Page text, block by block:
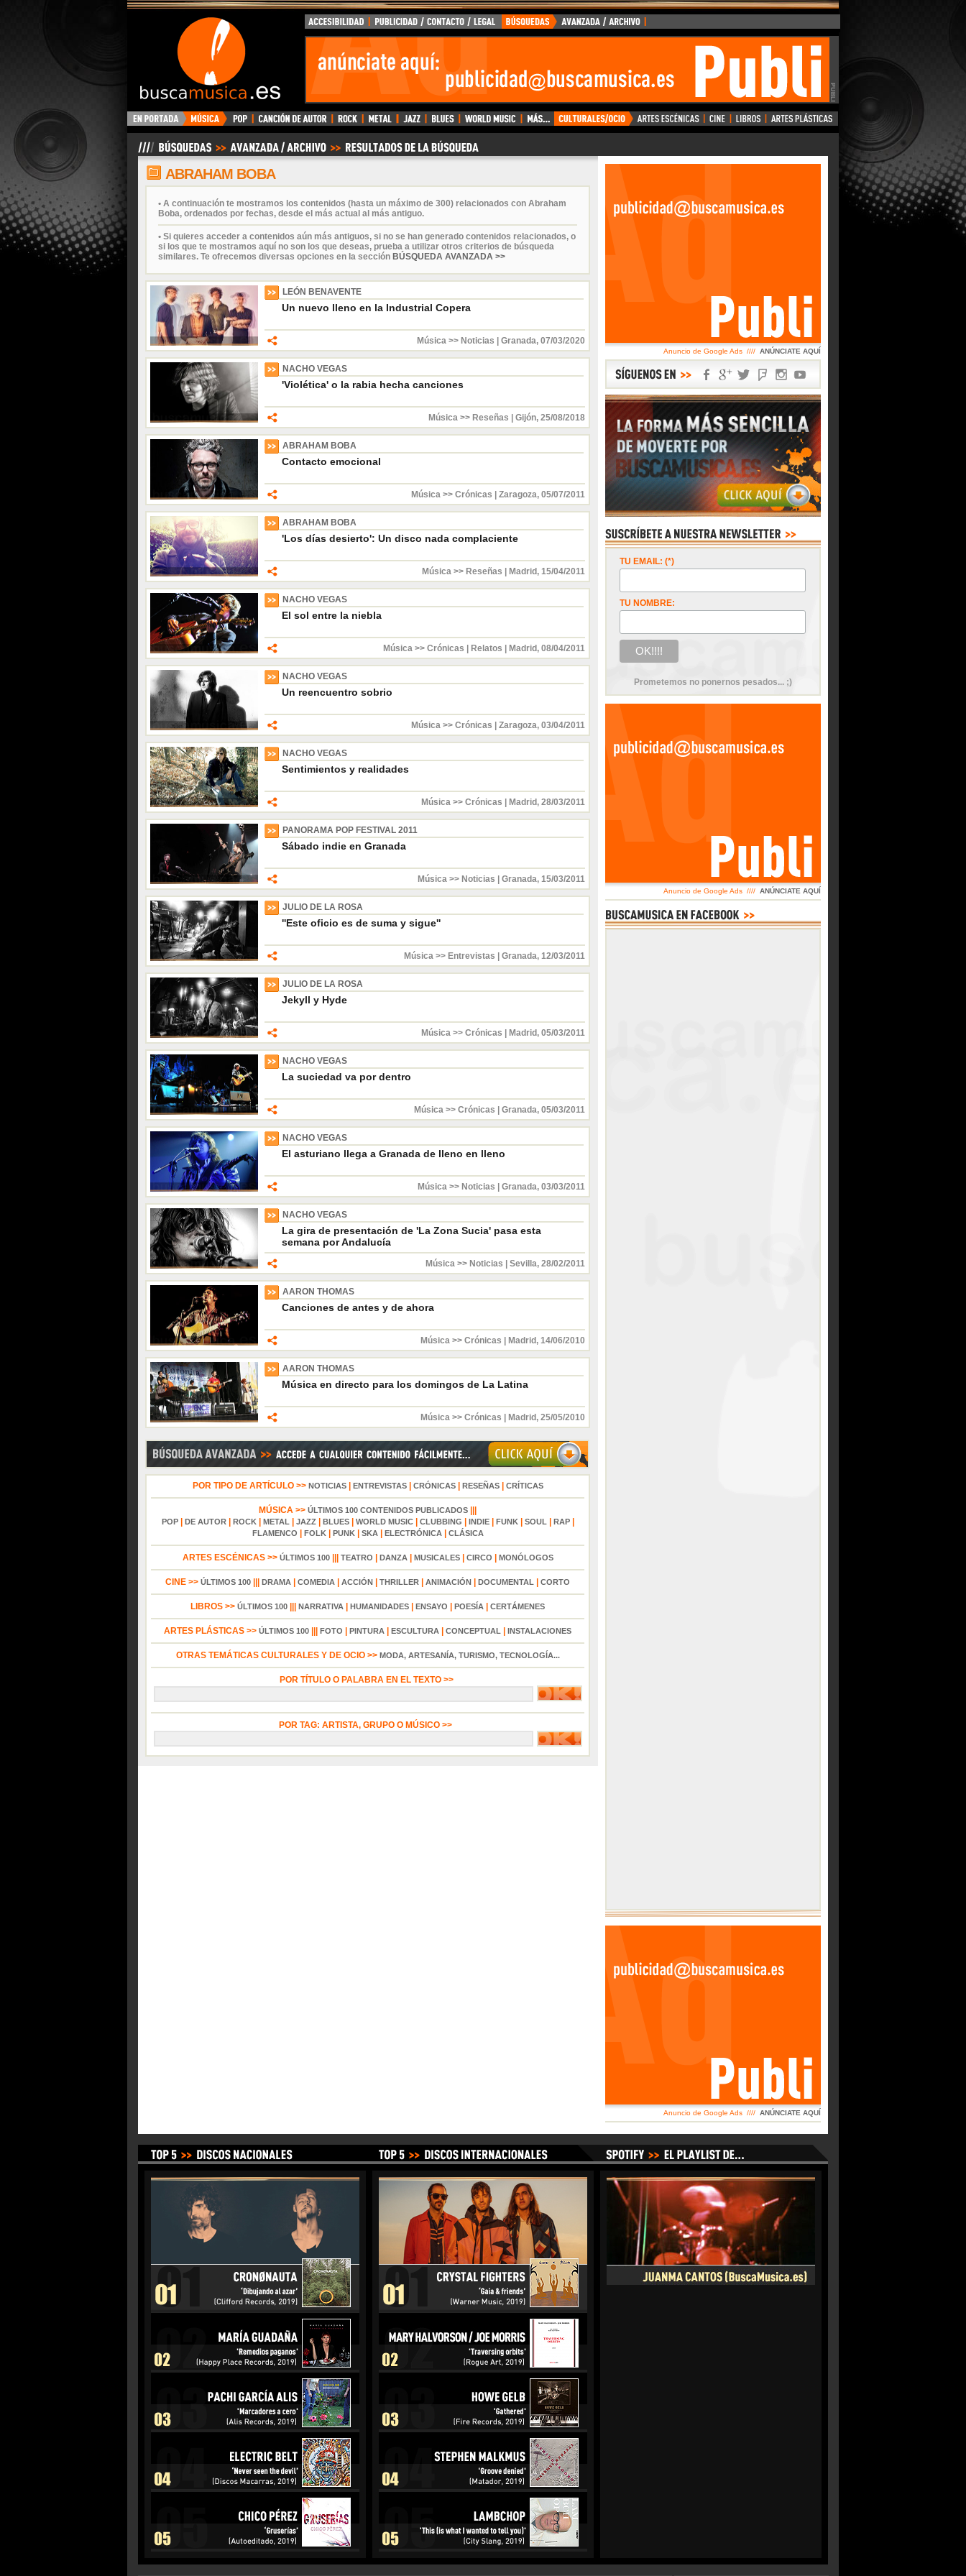
BuscaMusica.es
ABRAHAM BOBA
• A continuación te mostramos los contenidos (hasta un máximo de 300) relacionados con Abraham
Boba, ordenados por fechas, desde el más actual al más antiguo.
• Si quieres acceder a contenidos aún más antiguos, si no se han generado contenidos relacionados, o
si los que te mostramos aquí no son los que deseas, prueba a utilizar otros criterios de búsqueda
similares. Te ofrecemos diversas opciones en la sección BÚSQUEDA AVANZADA >>
LEÓN BENAVENTE
Un nuevo lleno en la Industrial Copera
Música >> Noticias Granada, 07/03/2020
NACHO VEGAS
'Violética' o la rabia hecha canciones
Música >> Reseñas Gijón, 25/08/2018
ABRAHAM BOBA
Contacto emocional
Música >> Crónicas Zaragoza, 05/07/2011
ABRAHAM BOBA
'Los días desierto': Un disco nada complaciente
Música >> Reseñas Madrid , 15/04/2011
NACHO VEGAS
El sol entre la niebla
Música >> Crónicas Relatos Madrid , 08/04/2011
NACHO VEGAS
Un reencuentro sobrio
Música >> Crónicas Zaragoza, 03/04/2011
NACHO VEGAS
Sentimientos y realidades
Música >> Crónicas Madrid , 28/03/2011
PANORAMA POP FESTIVAL 2011
Sábado indie en Granada
Música >> Noticias Granada, 15/03/2011
JULIO DE LA ROSA
''Este oficio es de suma y sigue''
Música >> Entrevistas Granada, 12/03/2011
JULIO DE LA ROSA
Jekyll y Hyde
Música >> Crónicas Madrid , 05/03/2011
NACHO VEGAS
La suciedad va por dentro
Música >> Crónicas Granada, 05/03/2011
NACHO VEGAS
El asturiano llega a Granada de lleno en lleno
Música >> Noticias Granada, 03/03/2011
NACHO VEGAS
La gira de presentación de 'La Zona Sucia' pasa esta
semana por Andalucía
Música >> Noticias Sevilla, 28/02/2011
AARON THOMAS
Canciones de antes y de ahora
Música >> Crónicas Madrid , 14/06/2010
AARON THOMAS
Música en directo para los domingos de La Latina
Música >> Crónicas Madrid , 25/05/2010
POR TIPO DE ARTÍCULO >> NOTICIAS| ENTREVISTAS| CRÓNICAS| RESEÑAS| CRÍTICAS
MÚSICA >> ÚLTIMOS 100 CONTENIDOS PUBLICADOS
POP| DE AUTOR| ROCK| METAL| JAZZ| BLUES| WORLD MUSIC| CLUBBING INDIE| FUNK| SOUL| RAP|
FLAMENCO FOLK| PUNK| SKA| ELECTRÓNICA| CLÁSICA
ARTES ESCÉNICAS >> ÚLTIMOS 100||| TEATRO DANZA| MUSICALES| CIRCO MONÓLOGOS
CINE >> ÚLTIMOS 100 DRAMA COMEDIA ACCIÓN THRILLER ANIMACIÓN DOCUMENTAL CORTO
LIBROS >> ÚLTIMOS 100 NARRATIVA HUMANIDADES ENSAYO POESÍA CERTÁMENES
ARTES PLÁSTICAS >> ÚLTIMOS 100 FOTO PINTURA ESCULTURA CONCEPTUAL INSTALACIONES
OTRAS TEMÁTICAS CULTURALES Y DE OCIO >> MODA, ARTESANÍA, TURISMO, TECNOLOGÍA...
POR TÍTULO O PALABRA EN EL TEXTO >>
POR TAG: ARTISTA, GRUPO O MÚSICO >>
Anuncio de Google Ads //// ANÚNCIATE AQUÍ
TU EMAIL: (*)
TU NOMBRE:
Prometemos no ponernos pesados... ;)
Anuncio de Google Ads //// ANÚNCIATE AQUÍ
Anuncio de Google Ads //// ANÚNCIATE AQUÍ